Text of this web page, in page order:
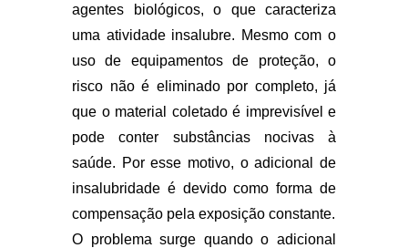
agentes biológicos, o que caracteriza
uma atividade insalubre. Mesmo com o
uso de equipamentos de proteção, o
risco não é eliminado por completo, já
que o material coletado é imprevisível e
pode conter substâncias nocivas à
saúde. Por esse motivo, o adicional de
insalubridade é devido como forma de
compensação pela exposição constante.
O problema surge quando o adicional